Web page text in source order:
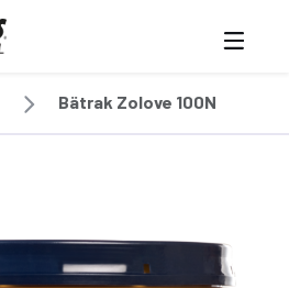
Bätrak Zolove 100N